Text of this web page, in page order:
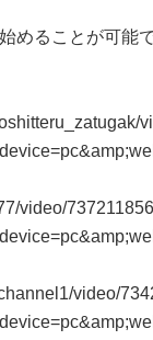
めることが可能
video/
video/